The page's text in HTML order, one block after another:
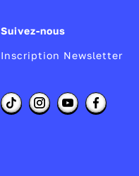
Suivez-nous
Inscription Newsletter